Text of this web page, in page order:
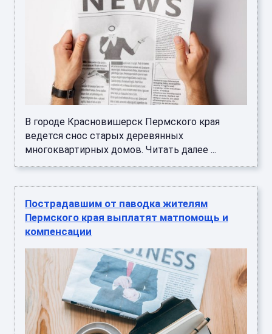
В городе Красновишерск Пермского края
ведется снос старых деревянных
многоквартирных домов. Читать далее ...
Пострадавшим от паводка жителям
Пермского края выплатят матпомощь и
компенсации